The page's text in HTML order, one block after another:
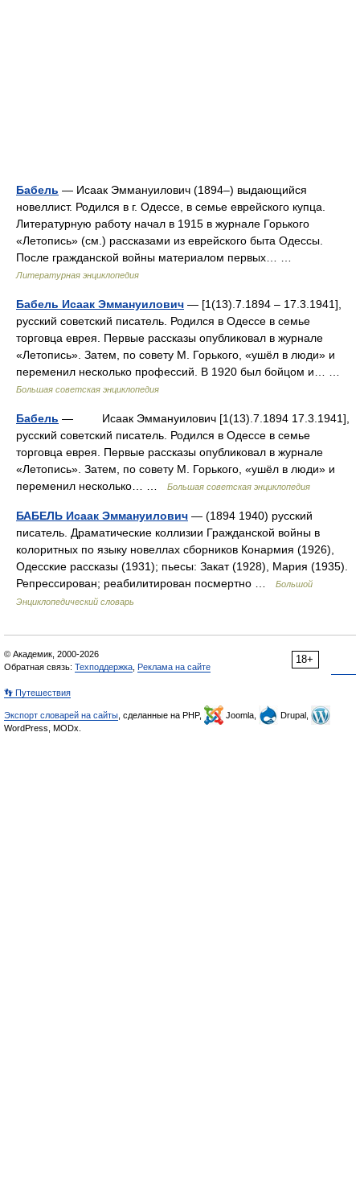
Бабель — Исаак Эммануилович (1894–) выдающийся
новеллист. Родился в г. Одессе, в семье еврейского купца.
Литературную работу начал в 1915 в журнале Горького
«Летопись» (см.) рассказами из еврейского быта Одессы.
После гражданской войны материалом первых… …
Литературная энциклопедия
Бабель Исаак Эммануилович — [1(13).7.1894 ‒ 17.3.1941],
русский советский писатель. Родился в Одессе в семье
торговца еврея. Первые рассказы опубликовал в журнале
«Летопись». Затем, по совету М. Горького, «ушёл в люди» и
переменил несколько профессий. В 1920 был бойцом и… …
Большая советская энциклопедия
Бабель — Исаак Эммануилович [1(13).7.1894 17.3.1941],
русский советский писатель. Родился в Одессе в семье
торговца еврея. Первые рассказы опубликовал в журнале
«Летопись». Затем, по совету М. Горького, «ушёл в люди» и
переменил несколько… …
Большая советская энциклопедия
БАБЕЛЬ Исаак Эммануилович — (1894 1940) русский
писатель. Драматические коллизии Гражданской войны в
колоритных по языку новеллах сборников Конармия (1926),
Одесские рассказы (1931); пьесы: Закат (1928), Мария (1935).
Репрессирован; реабилитирован посмертно …
Большой
Энциклопедический словарь
18+
© Академик, 2000-2026
Обратная связь: Техподдержка Реклама на сайте
👣 Путешествия
Экспорт словарей на сайты , сделанные на PHP, Joomla,
Drupal,
WordPress, MODx.